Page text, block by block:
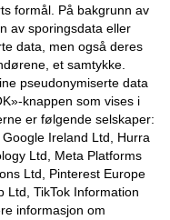
formål. På bakgrunn av
av sporingsdata eller
data, men også deres
et samtykke.
pseudonymiserte data
knappen som vises i
er følgende selskaper:
Ireland Ltd, Hurra
Ltd, Meta Platforms
Ltd, Pinterest Europe
Ltd, TikTok Information
informasjon om